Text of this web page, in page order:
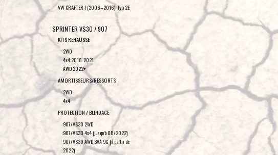
VW CRAFTER I (2006–2016), Typ 2E
SPRINTER VS30 / 907
KITS REHAUSSE
2WD
4x4 2018-2021
AWD 2022+
AMORTISSEURS/RESSORTS
2WD
4x4
PROTECTION / BLINDAGE
907/VS30 2WD
907/VS30 4x4 (jusqu'à 08/2022)
907/VS30 AWD BVA 9G (à partir de
2022)